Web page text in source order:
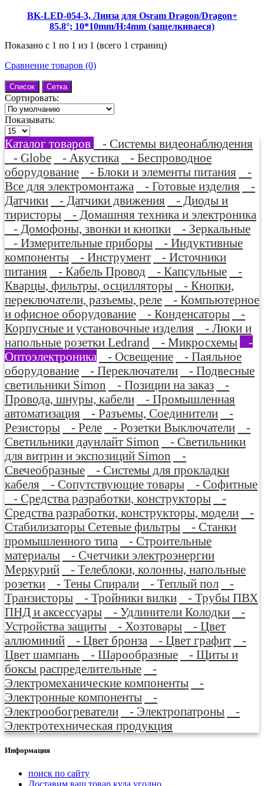
BK-LED-054-3, Линза для Osram Dragon/Dragon+
85.8°; 10*10mm/H:4mm (защелкиваеся)
Показано с 1 по 1 из 1 (всего 1 страниц)
Сравнение товаров (0)
Список Сетка
Сортировать:
Показывать:
Каталог товаров
- Системы видеонаблюдения
- Globe
- Акустика
- Беспроводное
оборудование
- Блоки и элементы питания
-
Все для электромонтажа
- Готовые изделия
-
Датчики
- Датчики движения
- Диоды и
тиристоры
- Домашняя техника и электроника
- Домофоны, звонки и кнопки
- Зеркальные
- Измерительные приборы
- Индуктивные
компоненты
- Инструмент
- Источники
питания
- Кабель Провод - Капсульные
-
Кварцы, фильтры, осцилляторы
- Кнопки,
переключатели, разъемы, реле
- Компьютерное
и офисное оборудование
- Конденсаторы
-
Корпусные и установочные изделия
- Люки и
напольные розетки Ledrand
- Микросхемы
-
Оптоэлектроника
- Освещение
- Паяльное
оборудование
- Переключатели
- Подвесные
светильники Simon
- Позиции на заказ
-
Провода, шнуры, кабели
- Промышленная
автоматизация
- Разъемы, Соединители
-
Резисторы
- Реле - Розетки Выключатели
-
Светильники даунлайт Simon
- Светильники
для витрин и экспозиций Simon
-
Свечеобразные
- Системы для прокладки
кабеля
- Сопутствующие товары
- Софитные
- Средства разработки, конструкторы
-
Средства разработки, конструкторы, модели
-
Стабилизаторы Сетевые фильтры
- Станки
промышленного типа
- Строительные
материалы
- Счетчики электроэнергии
Меркурий
- Телеблоки, колонны, напольные
розетки
- Тены Спирали - Теплый пол
-
Транзисторы
- Тройники вилки
- Трубы ПВХ
ПНД и аксессуары
- Удлинители Колодки
-
Устройства защиты
- Хозтовары
- Цвет
аллюминий
- Цвет бронза - Цвет графит
-
Цвет шампань
- Шарообразные
- Щиты и
боксы распределительные
-
Электромеханические компоненты
-
Электронные компоненты
-
Электрообогреватели
- Электропатроны
-
Электротехническая продукция
Информация
поиск по сайту
Доставим ваш товар куда угодно